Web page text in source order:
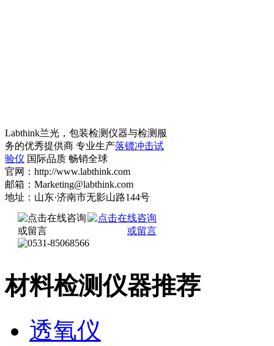
Labthink兰光，包装检测仪器与检测服
务的优秀提供商 专业生产落镖冲击试
验仪 国际品质 畅销全球
官网：http://www.labthink.com
邮箱：Marketing@labthink.com
地址：山东·济南市无影山路144号
材料检测仪器推荐
透氧仪